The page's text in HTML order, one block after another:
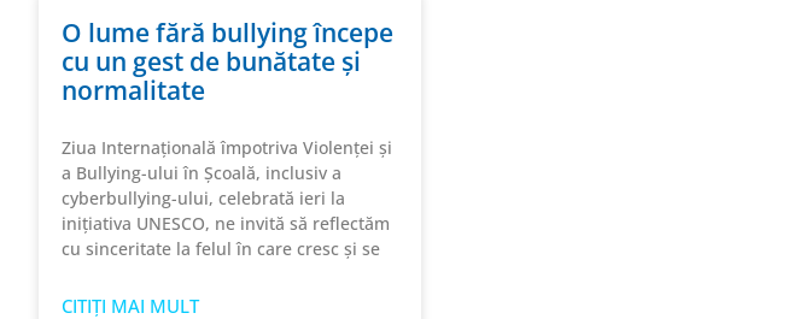
O lume fără bullying începe
cu un gest de bunătate și
normalitate
Ziua Internațională împotriva Violenței și
a Bullying-ului în Școală, inclusiv a
cyberbullying-ului, celebrată ieri la
inițiativa UNESCO, ne invită să reflectăm
cu sinceritate la felul în care cresc și se
CITIȚI MAI MULT